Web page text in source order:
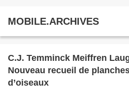
MOBILE.ARCHIVES
C.J. Temminck Meiffren
Nouveau recueil de
d’oiseaux